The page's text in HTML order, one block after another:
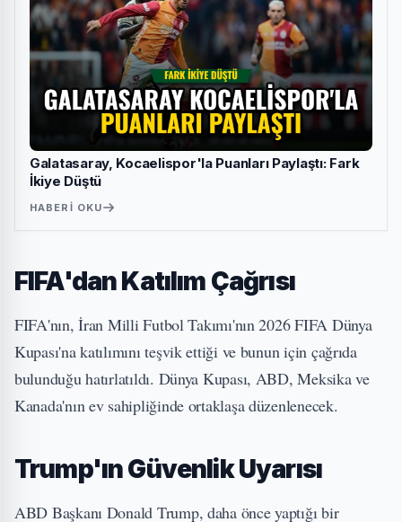
Galatasaray, Kocaelispor'la Puanları Paylaştı: Fark
İkiye Düştü
HABERI OKU
FIFA'dan Katılım Çağrısı
FIFA'nın, İran Milli Futbol Takımı'nın 2026 FIFA Dünya
Kupası'na katılımını teşvik ettiği ve bunun için çağrıda
bulunduğu hatırlatıldı. Dünya Kupası, ABD, Meksika ve
Kanada'nın ev sahipliğinde ortaklaşa düzenlenecek.
Trump'ın Güvenlik Uyarısı
ABD Başkanı Donald Trump, daha önce yaptığı bir